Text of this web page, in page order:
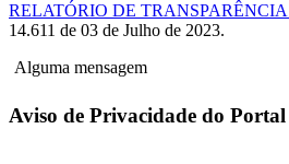
RELATÓRIO DE
14.611 de 03 de Julho de 2023.
Alguma mensagem
Aviso de Privacidade do